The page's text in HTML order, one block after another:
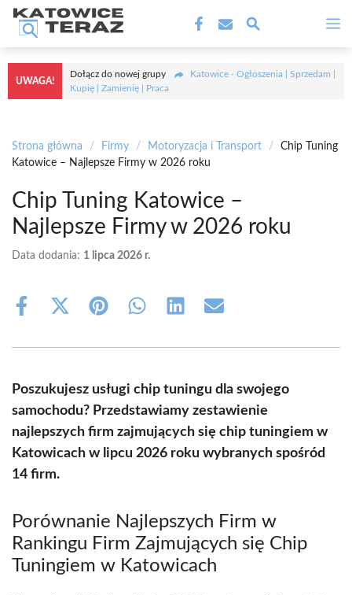
Przejdź
treści
UWAGA!
Dołącz do nowej grupy
Katowice - Ogłoszenia | Sprzedam |
Kupię | Zamienię | Praca
Strona główna / Firmy / Motoryzacja i Transport /
Chip Tuning
Katowice – Najlepsze Firmy w 2026 roku
Chip Tuning Katowice –
Najlepsze Firmy w 2026 roku
Data dodania: 1 lipca 2026 r.
Share
Share
(Twitter)
Share Share Share Share
Poszukujesz usługi chip tuningu dla swojego
samochodu? Przedstawiamy zestawienie
najlepszych firm zajmujących się chip tuningiem w
Katowicach w lipcu 2026 roku wybranych spośród
14 firm.
Porównanie Najlepszych Firm w
Rankingu Firm Zajmujących się Chip
Tuningiem w Katowicach